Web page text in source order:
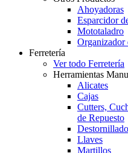
Ahoyadoras
Esparcidor
Mototaladro
Organizador
Ferretería
Ver todo Ferretería
Herramientas
Alicates
Cajas
Cutters,
de Repuesto
Llaves
Martillos